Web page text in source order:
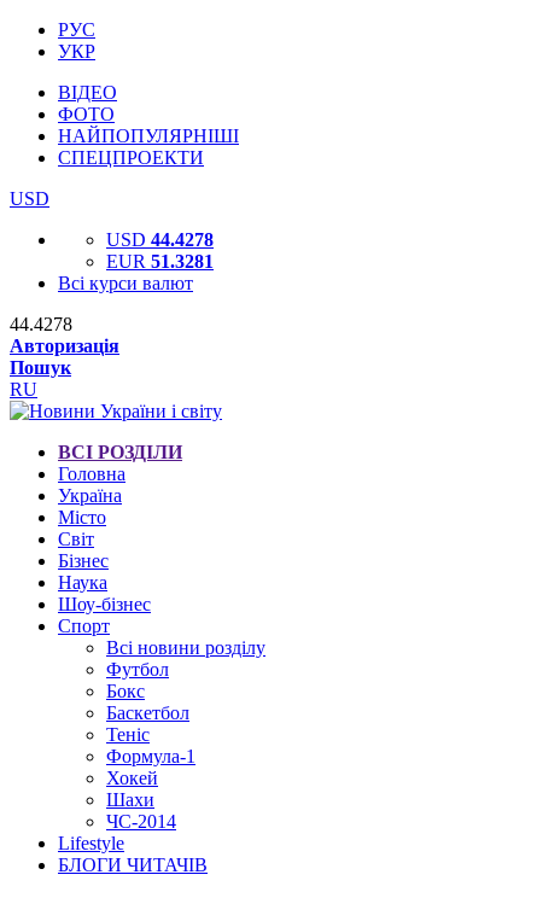
РУС
УКР
ВІДЕО
ФОТО
НАЙПОПУЛЯРНІШІ
СПЕЦПРОЕКТИ
USD
USD 44.4278
EUR 51.3281
Всі курси валют
44.4278
Авторизація
Пошук
RU
ВСІ РОЗДІЛИ
Головна
Україна
Місто
Світ
Бізнес
Наука
Шоу-бізнес
Спорт
Всі новини розділу
Футбол
Бокс
Баскетбол
Теніс
Формула-1
Хокей
Шахи
ЧС-2014
Lifestyle
БЛОГИ ЧИТАЧІВ